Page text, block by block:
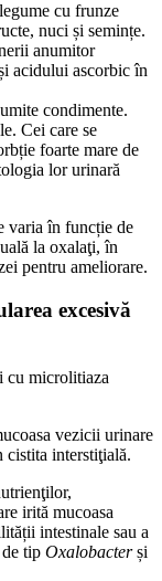
cu frunze
nuci și semințe.
anumitor
acidului ascorbic în
condimente.
Cei care se
foarte mare de
lor urinară
varia în funcție de
la oxalaţi, în
pentru ameliorare.
excesivă
cu microlitiaza
vezicii urinare
interstiţială.
irită mucoasa
intestinale sau a
tip Oxalobacterși